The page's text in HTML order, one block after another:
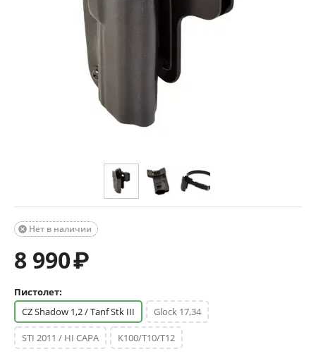
Нет в наличии

8 990₽
Пистолет:
CZ Shadow 1,2 / Tanf Stk III
Glock 17,34
STI 2011 / HI CAPA К100/T10/T12